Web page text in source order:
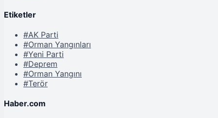
Etiketler
#AK Parti
#Orman Yangınları
#Yeni Parti
#Deprem
#Orman Yangını
#Terör
Haber.com